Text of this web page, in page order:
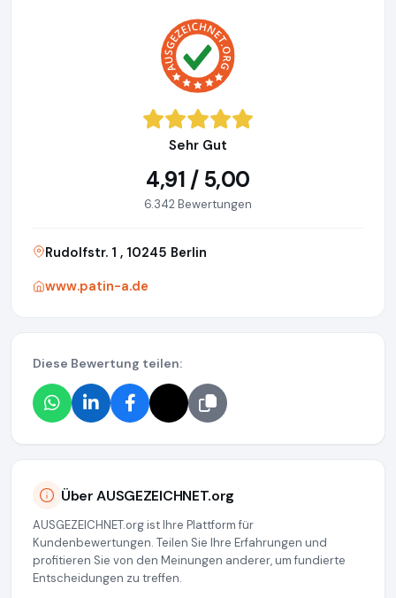
Sehr Gut
4,91 / 5,00
6.342 Bewertungen
Rudolfstr. 1 , 10245 Berlin
www.patin-a.de
Diese Bewertung teilen:
Über AUSGEZEICHNET.org
AUSGEZEICHNET.org ist Ihre Plattform für
Kundenbewertungen. Teilen Sie Ihre Erfahrungen und
profitieren Sie von den Meinungen anderer, um fundierte
Entscheidungen zu treffen.